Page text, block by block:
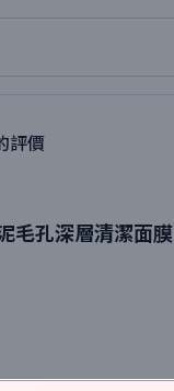
評價
毛孔深層清潔面膜